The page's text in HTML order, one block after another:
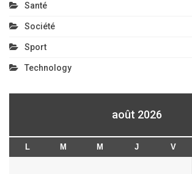
Santé
Société
Sport
Technology
août 2026
L M M J V